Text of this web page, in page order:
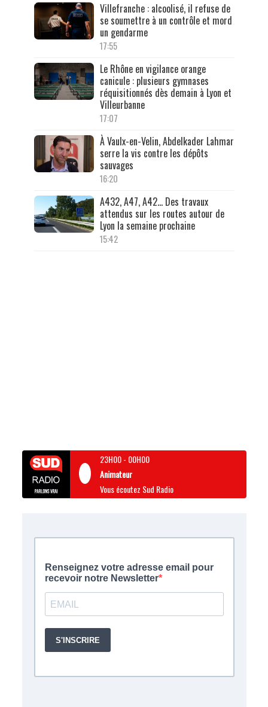
Villefranche : alcoolisé, il refuse de
se soumettre à un contrôle et mord
un gendarme
17:55
Le Rhône en vigilance orange
canicule : plusieurs gymnases
réquisitionnés dès demain à Lyon et
Villeurbanne
17:07
À Vaulx-en-Velin, Abdelkader Lahmar
serre la vis contre les dépôts
sauvages
16:20
A432, A47, A42… Des travaux
attendus sur les routes autour de
Lyon la semaine prochaine
15:42
23H00- 00H00
Animateur
Vous écoutez Sud Radio